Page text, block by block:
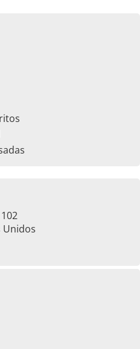
Unidos